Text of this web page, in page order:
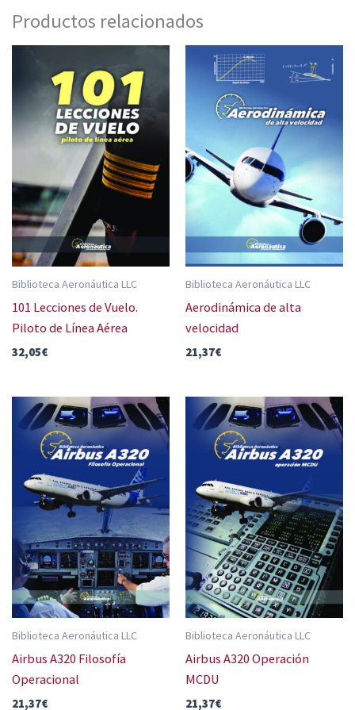
Productos relacionados
Biblioteca Aeronáutica LLC
101 Lecciones de Vuelo.
Piloto de Línea Aérea
32,05€
Biblioteca Aeronáutica LLC
Aerodinámica de alta
velocidad
21,37€
Biblioteca Aeronáutica LLC
Airbus A320 Filosofía
Operacional
21,37€
Biblioteca Aeronáutica LLC
Airbus A320 Operación
MCDU
21,37€